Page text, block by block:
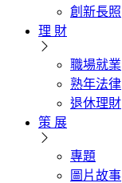
創新長照
理 財
職場就業
熟年法律
退休理財
策 展
專題
圖片故事